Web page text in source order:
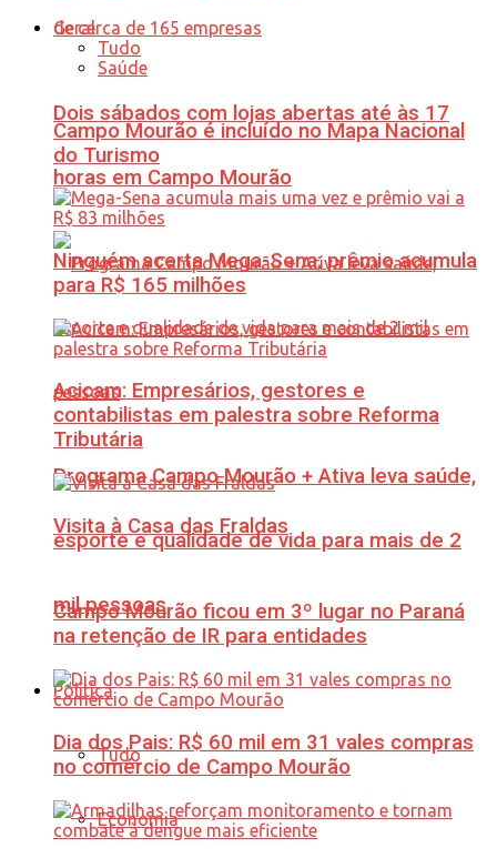
Dois sábados com lojas abertas até às 17
horas em Campo Mourão
Programa Campo Mourão + Ativa leva saúde,
esporte e qualidade de vida para mais de 2
mil pessoas
Política
Tudo
Economia
Geral
Tudo
Saúde
Campo Mourão é incluído no Mapa Nacional
do Turismo
Ninguém acerta Mega-Sena; prêmio acumula
para R$ 165 milhões
Acicam: Empresários, gestores e
contabilistas em palestra sobre Reforma
Tributária
Visita à Casa das Fraldas
Campo Mourão ficou em 3º lugar no Paraná
na retenção de IR para entidades
Dia dos Pais: R$ 60 mil em 31 vales compras
no comércio de Campo Mourão